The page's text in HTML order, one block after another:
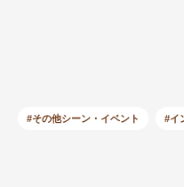
#その他シーン・イベント #イ